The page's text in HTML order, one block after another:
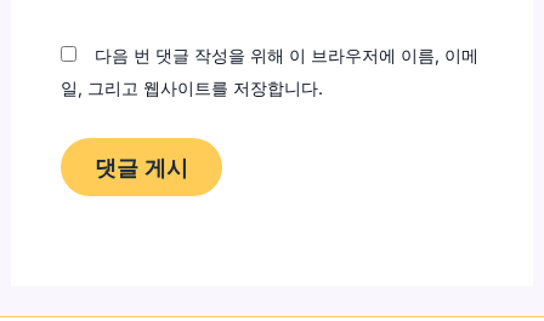
다음 번 댓글 작성을 위해 이 브라우저에 이름, 이메
일, 그리고 웹사이트를 저장합니다.